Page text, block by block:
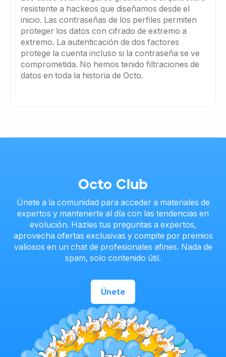
resistente a hackeos que diseñamos desde el
inicio. Las contraseñas de los perfiles permiten
proteger los datos con cifrado de extremo a
extremo. La autenticación de dos factores
protege la cuenta incluso si la contraseña se ve
comprometida. No hemos tenido filtraciones de
datos en toda la historia de Octo.
Octo Club
Únete a la comunidad para acceder a materiales de
expertos y mantenerte al día con las tendencias en
evolución. Hazles tus preguntas a expertos,
aprovecha ofertas exclusivas y compite por premios
valiosos en un chat de profesionales afines. Nada de
spam, solo contenido útil.
Únete